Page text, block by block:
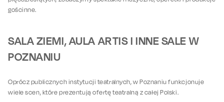
gościnne.
SALA ZIEMI, AULA ARTIS I INNE SALE W
POZNANIU
Oprócz publicznych instytucji teatralnych, w Poznaniu funkcjonuje
wiele scen, które prezentują ofertę teatralną z całej Polski.